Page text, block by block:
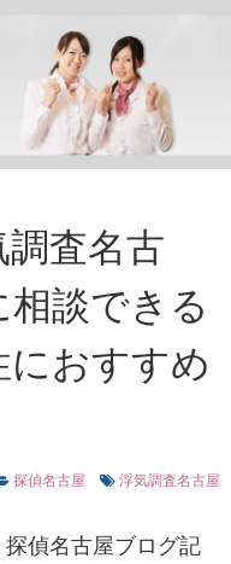
査名古
談できる
におすすめ
探偵名古屋 浮気調査名古屋
偵名古屋ブログ記